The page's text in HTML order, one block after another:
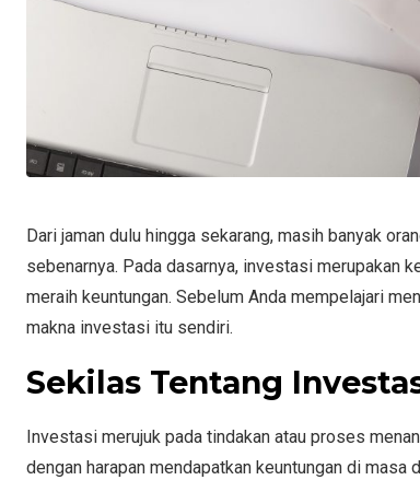
Dari jaman dulu hingga sekarang, masih banyak
sebenarnya. Pada dasarnya, investasi merupakan
meraih keuntungan. Sebelum Anda mempelajari
makna investasi itu sendiri.
Sekilas Tentang
Investasi merujuk pada tindakan atau proses
dengan harapan mendapatkan keuntungan di